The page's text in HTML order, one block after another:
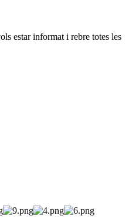
estar informat i rebre totes les